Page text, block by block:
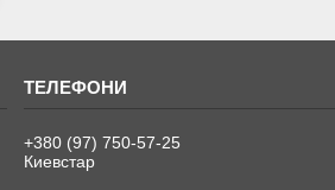
+380 (97) 750-57-25
Киевстар